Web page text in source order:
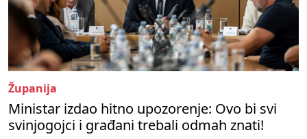
Županija
Ministar izdao hitno upozorenje: Ovo bi svi
svinjogojci i građani trebali odmah znati!